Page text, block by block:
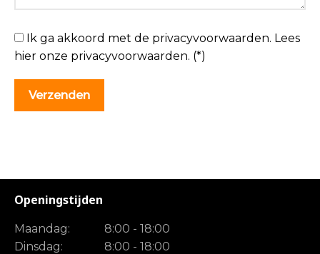
Ik ga akkoord met de privacyvoorwaarden. Lees
hier onze privacyvoorwaarden. (*)
Openingstijden
Maandag:
8:00 - 18:00
Dinsdag:
8:00 - 18:00